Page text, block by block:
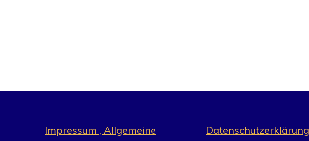
Impressum , Allgemeine
Datenschutzerklärung